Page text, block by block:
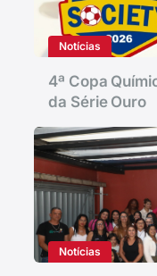
Notícias
4ª Copa
da Série Ouro
Notícias